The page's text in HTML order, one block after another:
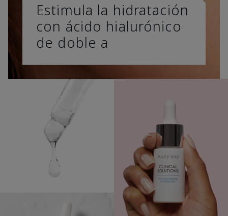
Estimula la hidratación
con ácido hialurónico
de doble a